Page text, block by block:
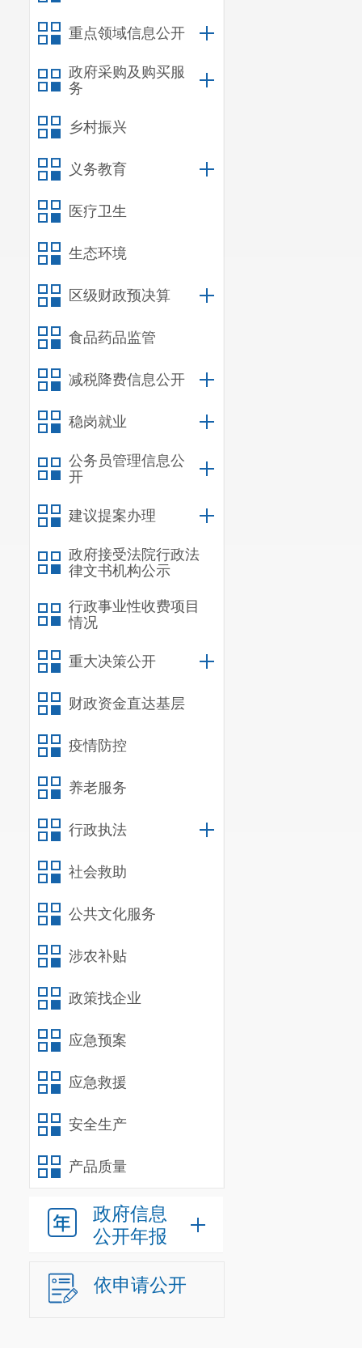
重点领域信息公开
政府采购及购买服
务
乡村振兴
义务教育
医疗卫生
生态环境
区级财政预决算
食品药品监管
减税降费信息公开
稳岗就业
公务员管理信息公
开
建议提案办理
政府接受法院行政法
律文书机构公示
行政事业性收费项目
情况
重大决策公开
财政资金直达基层
疫情防控
养老服务
行政执法
社会救助
公共文化服务
涉农补贴
政策找企业
应急预案
应急救援
安全生产
产品质量
政府信息
公开年报
依申请公开